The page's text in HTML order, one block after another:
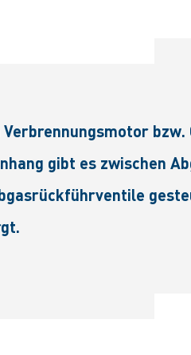
gibt es zwischen